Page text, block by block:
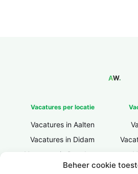
Beheer cookie
Vacatures per locatie
Vacatures in Aalten
Vacatures in Didam
Vacatures in Doesburg
Vacatures in Doetinchem